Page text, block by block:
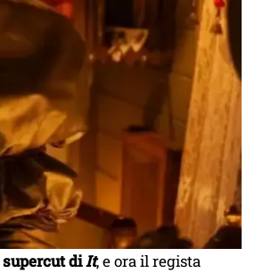
supercut diIt, e ora il regista